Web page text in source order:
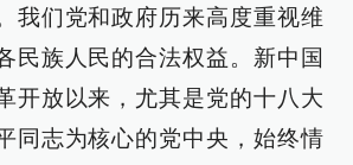
我们党和政府历来高度重视维
民族人民的合法权益。新中国
开放以来，尤其是党的十八大
同志为核心的党中央，始终情